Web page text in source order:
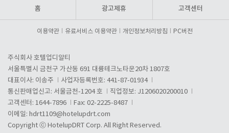
홈 광고제휴 고객센터
이용약관 유료서비스 이용약관 개인정보처리방침 PC버전
주식회사 호텔업디알티
서울특별시 금천구 가산동 691 대륭테크노타운20차 1807호
대표이사: 이송주
사업자등록번호: 441-87-01934
통신판매업신고: 서울금천-1204 호
직업정보: J1206020200010
고객센터: 1644-7896
Fax: 02-2225-8487
이메일: hdrt1109@hotelupdrt.com
Copyright ⓒ HotelupDRT Corp. All Right Reserved.